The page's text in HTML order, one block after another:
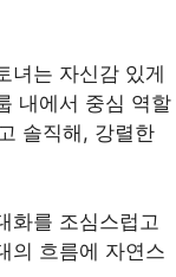
녀는 자신감 있게
내에서 중심 역할
솔직해, 강렬한
화를 조심스럽고
의 흐름에 자연스